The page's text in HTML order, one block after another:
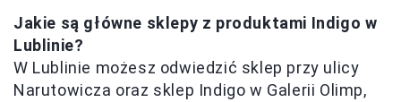
Jakie są główne sklepy z produktami Indigo w
Lublinie?
W Lublinie możesz odwiedzić sklep przy ulicy
Narutowicza oraz sklep Indigo w Galerii Olimp,